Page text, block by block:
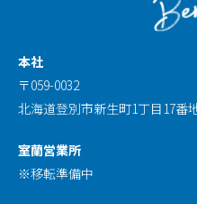
本社
〒059-0032
北海道登別市新生町1丁目17番
室蘭営業所
※移転準備中